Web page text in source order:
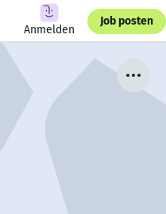
Anmelden
Job posten